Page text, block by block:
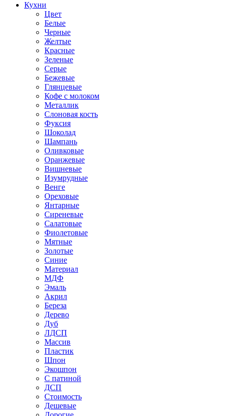
Кухни
Цвет
Белые
Черные
Желтые
Красные
Зеленые
Серые
Бежевые
Глянцевые
Кофе с молоком
Металлик
Слоновая кость
Фуксия
Шоколад
Шампань
Оливковые
Оранжевые
Вишневые
Изумрудные
Венге
Ореховые
Янтарные
Сиреневые
Салатовые
Фиолетовые
Мятные
Золотые
Синие
Материал
МДФ
Эмаль
Акрил
Береза
Дерево
Дуб
ЛДСП
Массив
Пластик
Шпон
Экошпон
С патиной
ДСП
Стоимость
Дешевые